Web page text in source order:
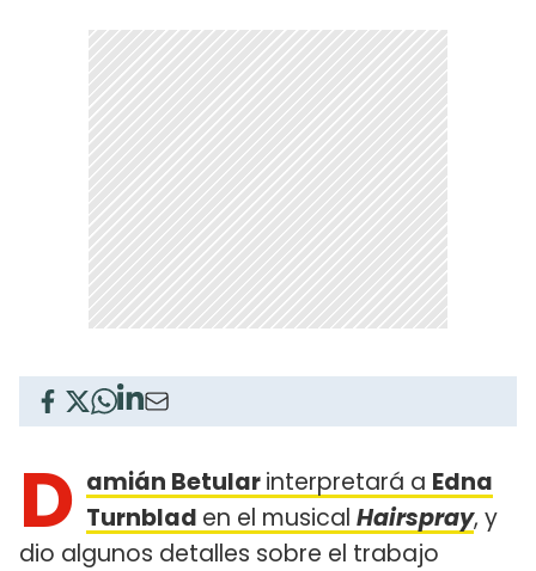
D amián Betularinterpretará a Edna
Turnblad en el musical Hairspray, y
dio algunos detalles sobre el trabajo